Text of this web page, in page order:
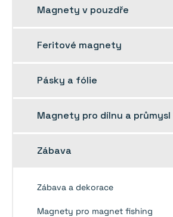
Magnety v pouzdře
Feritové magnety
Pásky a fólie
Magnety pro dílnu a průmysl
Zábava
Zábava a dekorace
Magnety pro magnet fishing